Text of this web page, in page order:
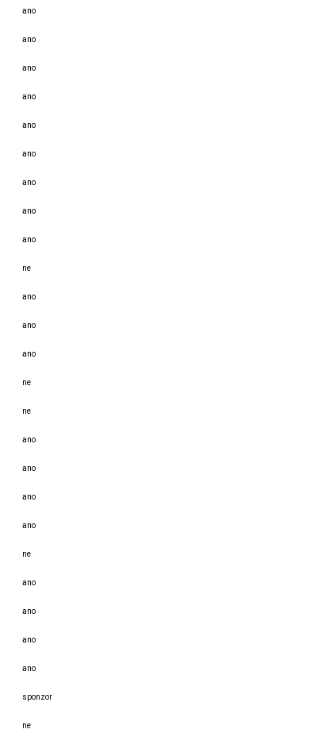
ano
ano
ano
ano
ano
ano
ano
ano
ano
ne
ano
ano
ano
ne
ne
ano
ano
ano
ano
ne
ano
ano
ano
ano
sponzor
ne